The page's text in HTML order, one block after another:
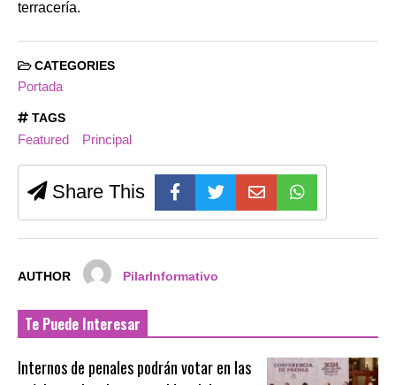
terracería.
CATEGORIES
Portada
TAGS
Featured Principal
Share This
AUTHOR PilarInformativo
Te Puede Interesar
Internos de penales podrán votar en las